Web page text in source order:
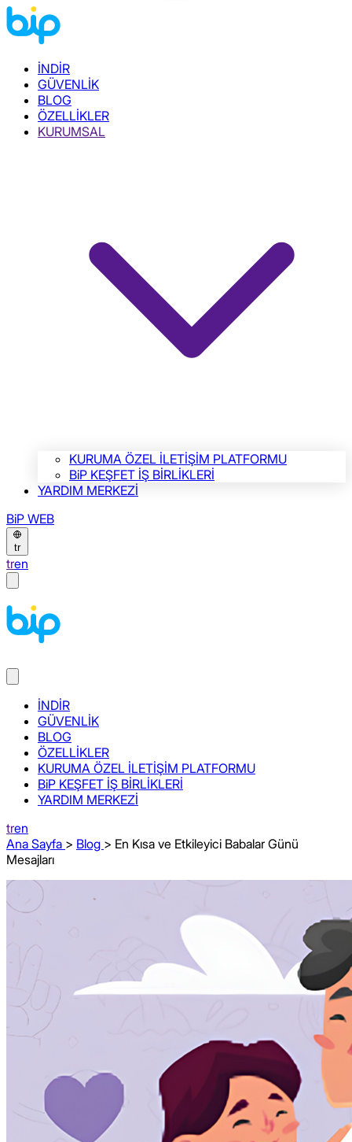
İNDİR
GÜVENLİK
BLOG
ÖZELLİKLER
KURUMSAL
KURUMA ÖZEL İLETİŞİM PLATFORMU
BiP KEŞFET İŞ BİRLİKLERİ
YARDIM MERKEZİ
BiP WEB
tr
tren
İNDİR
GÜVENLİK
BLOG
ÖZELLİKLER
KURUMA ÖZEL İLETİŞİM PLATFORMU
BiP KEŞFET İŞ BİRLİKLERİ
YARDIM MERKEZİ
tren
Ana Sayfa > Blog > En Kısa ve Etkileyici Babalar Günü
Mesajları